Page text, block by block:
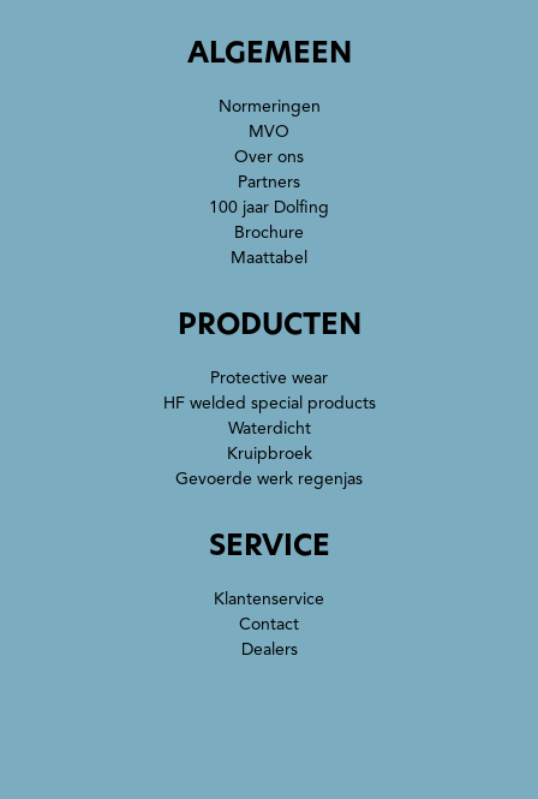
ALGEMEEN
Normeringen
MVO
Over ons
Partners
100 jaar Dolfing
Brochure
Maattabel
PRODUCTEN
Protective wear
HF welded special products
Waterdicht
Kruipbroek
Gevoerde werk regenjas
SERVICE
Klantenservice
Contact
Dealers